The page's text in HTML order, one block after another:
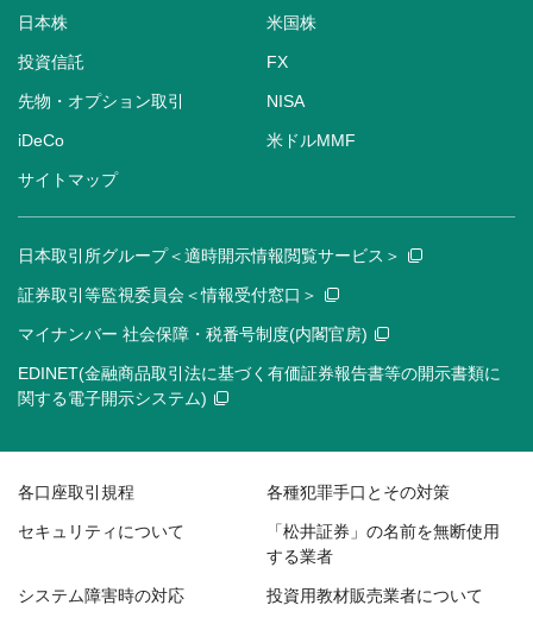
日本株 米国株
投資信託 FX
先物・オプション取引 NISA
iDeCo 米ドルMMF
サイトマップ
日本取引所グループ＜適時開示情報閲覧サービス＞
証券取引等監視委員会＜情報受付窓口＞
マイナンバー 社会保障・税番号制度(内閣官房)
EDINET(金融商品取引法に基づく有価証券報告書等の開示書類に
関する電子開示システム)
各口座取引規程 各種犯罪手口とその対策
セキュリティについて
「松井証券」の名前を無断使用
する業者
システム障害時の対応 投資用教材販売業者について